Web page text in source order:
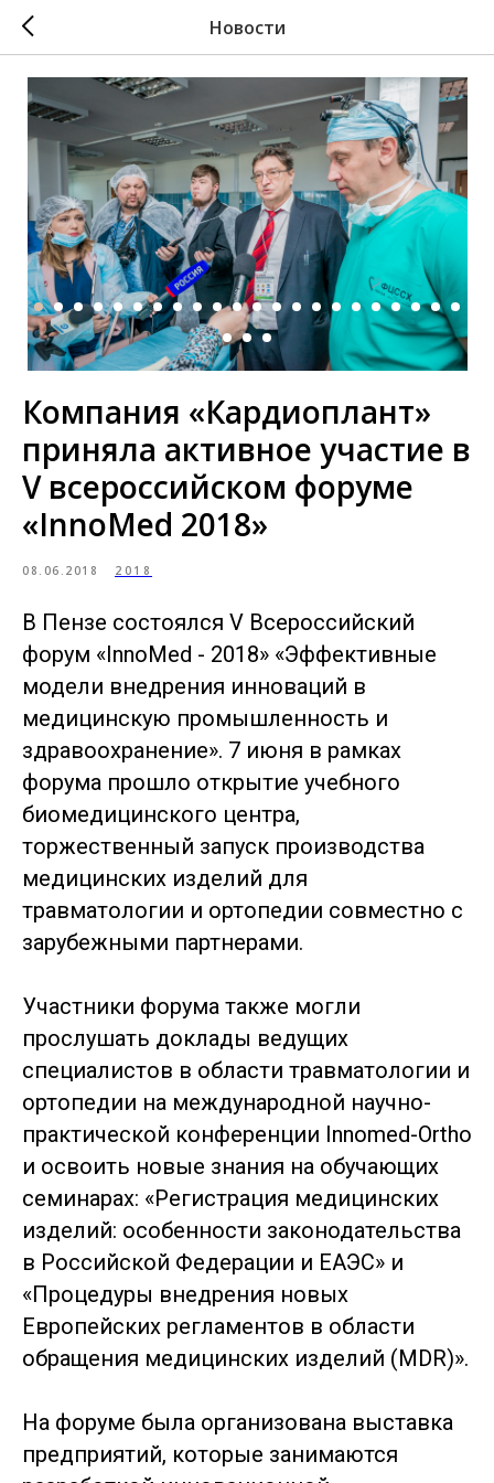
Новости
Компания «Кардиоплант»
приняла активное участие в
V всероссийском форуме
«InnoMed 2018»
08.06.2018 2018
В Пензе состоялся V Всероссийский
форум «InnoMed - 2018» «Эффективные
модели внедрения инноваций в
медицинскую промышленность и
здравоохранение». 7 июня в рамках
форума прошло открытие учебного
биомедицинского центра,
торжественный запуск производства
медицинских изделий для
травматологии и ортопедии совместно с
зарубежными партнерами.
Участники форума также могли
прослушать доклады ведущих
специалистов в области травматологии и
ортопедии на международной научно-
практической конференции Innomed-Ortho
и освоить новые знания на обучающих
семинарах: «Регистрация медицинских
изделий: особенности законодательства
в Российской Федерации и ЕАЭС» и
«Процедуры внедрения новых
Европейских регламентов в области
обращения медицинских изделий (MDR)».
На форуме была организована выставка
предприятий, которые занимаются